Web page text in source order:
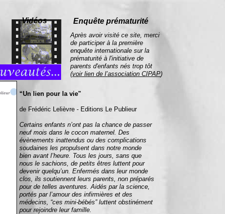
Vidéos
“Un lien pour la vie"
de Frédéric Lelièvre - Editions Le Publieur
Certains enfants n’ont pas la chance de passer
neuf mois dans le cocon maternel. Des
évènements inattendus ou des complications
soudaines les propulsent dans notre monde
bien avant l’heure. Tous les jours, sans que
nous le sachions, de petits êtres luttent pour
devenir quelqu’un. Enfermés dans leur monde
clos, ils soutiennent leurs parents, non préparés
pour de telles aventures. Aidés par la science,
portés par l’amour des infirmières et des
médecins, “ces mini-bébés” luttent obstinément
pour rejoindre leur famille.
Après avoir visité ce site, merci
de participer à la première
enquête internationale sur la
prématurité à l'initiative de
parents d'enfants nés trop tôt
(voir lien de l’association CIPAP)
Enquête prématurité